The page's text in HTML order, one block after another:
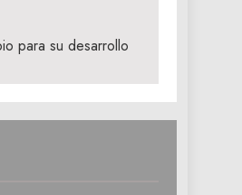
para su desarrollo